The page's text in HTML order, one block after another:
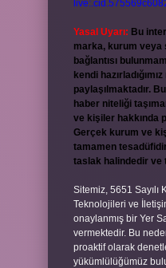
Yasal Uyarı: Bu
marka, kurum veya
bağlantısı
kendi
paylaşılmaktadır.
haber niteliği
ve kişiler hakkında
Gerçek kurum ve
tamamen
taslak halindedir ve
Sitemiz, 5651 Sayılı
Teknolojileri ve
onaylanmış bir Yer
vermektedir. Bu
proaktif olarak
yükümlülüğümüz